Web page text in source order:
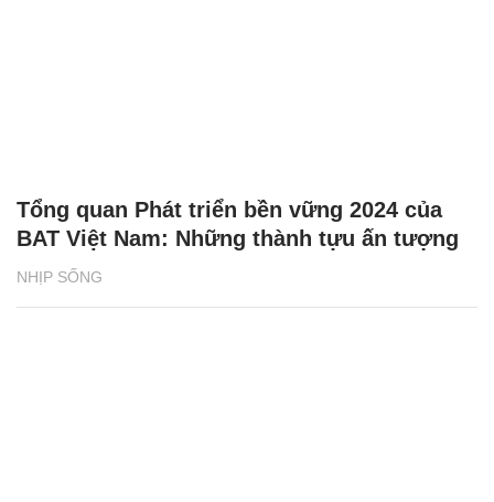
NHỊP SỐNG
Tổng quan Phát triển bền vững 2024 của
BAT Việt Nam: Những thành tựu ấn tượng